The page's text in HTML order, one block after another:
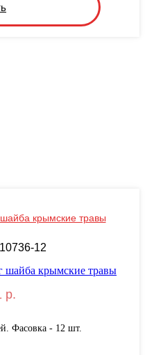
крымские травы
12
р.
Фасовка - 12 шт.